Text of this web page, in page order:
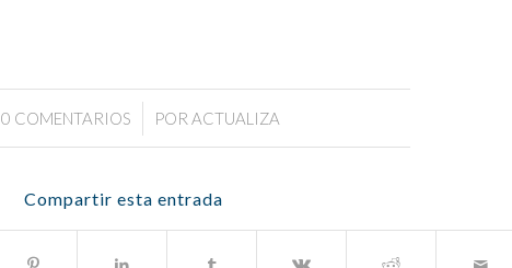
0 COMENTARIOS
/ PORACTUALIZA
Compartir esta entrada